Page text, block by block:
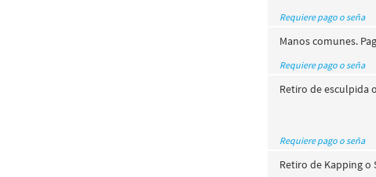
Requiere pago o seña
Manos comunes.
Requiere pago o seña
Retiro de esculpida
Requiere pago o seña
Retiro de Kapping o